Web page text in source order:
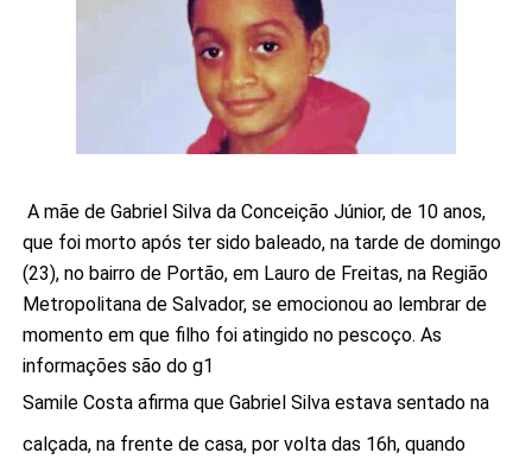
A mãe de Gabriel Silva da Conceição Júnior, de 10 anos,
que foi morto após ter sido baleado, na tarde de domingo
(23), no bairro de Portão, em Lauro de Freitas, na Região
Metropolitana de Salvador, se emocionou ao lembrar de
momento em que filho foi atingido no pescoço. As
informações são do g1
Samile Costa afirma que Gabriel Silva estava sentado na
calçada, na frente de casa, por volta das 16h, quando